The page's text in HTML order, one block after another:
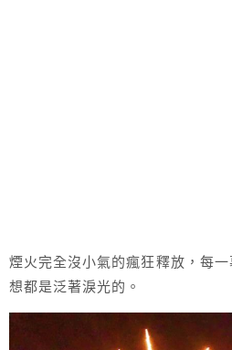
煙火完全沒小氣的瘋狂釋放，每
想都是泛著淚光的。